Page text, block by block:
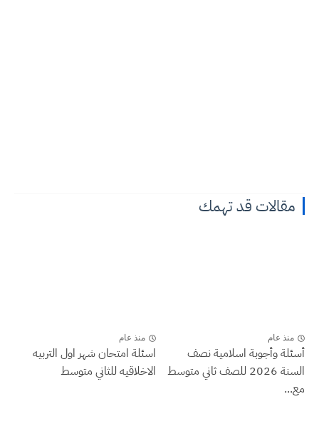
مقالات قد تهمك
منذ عام
أسئلة وأجوبة اسلامية نصف
السنة 2026 للصف ثاني متوسط
مع...
منذ عام
اسئلة امتحان شهر اول التربيه
الاخلاقيه للثاني متوسط